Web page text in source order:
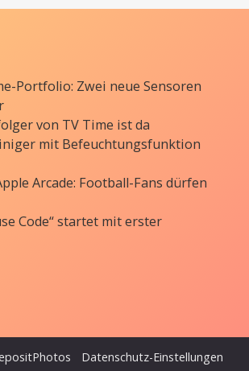
Portfolio: Zwei neue Sensoren
von TV Time ist da
mit Befeuchtungsfunktion
Arcade: Football-Fans dürfen
Code“ startet mit erster
Datenschutz-Einstellungen